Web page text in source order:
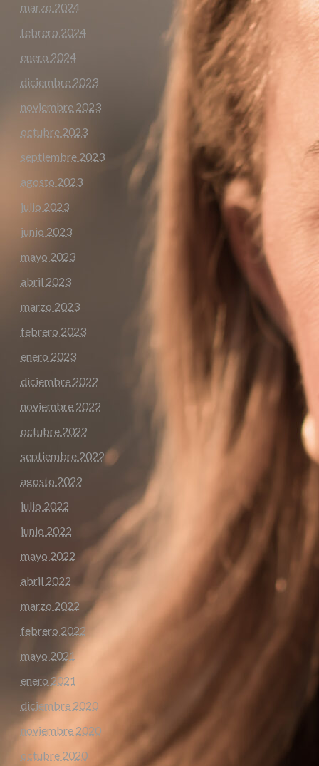
marzo 2024
febrero 2024
enero 2024
diciembre 2023
noviembre 2023
octubre 2023
septiembre 2023
agosto 2023
julio 2023
junio 2023
mayo 2023
abril 2023
marzo 2023
febrero 2023
enero 2023
diciembre 2022
noviembre 2022
octubre 2022
septiembre 2022
agosto 2022
julio 2022
junio 2022
mayo 2022
abril 2022
marzo 2022
febrero 2022
mayo 2021
enero 2021
diciembre 2020
noviembre 2020
octubre 2020